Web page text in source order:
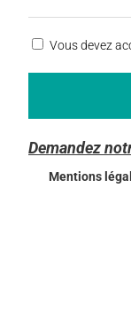
RGPDVous devez
Demandez
Mentions